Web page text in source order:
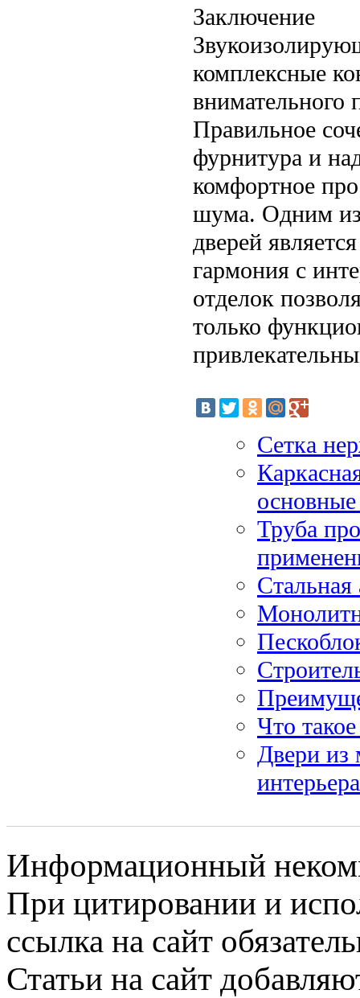
Заключение
комплексные
внимательного
Правильное
фурнитура и
комфортное
шума. Одним из
дверей
гармония с
отделок
только
Сетка
Труба
Что
Двери из
интерьера
Информационный
При цитировании и
ссылка на сайт
Статьи на сайт